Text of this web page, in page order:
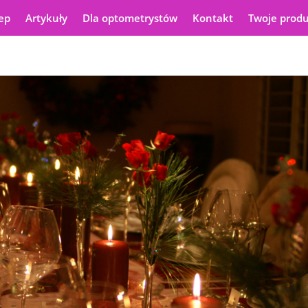
Artykuły Dla optometrystów Kontakt Twoje